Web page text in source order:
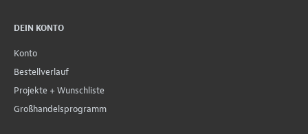
DEIN KONTO
Konto
Bestellverlauf
Projekte + Wunschliste
Großhandelsprogramm